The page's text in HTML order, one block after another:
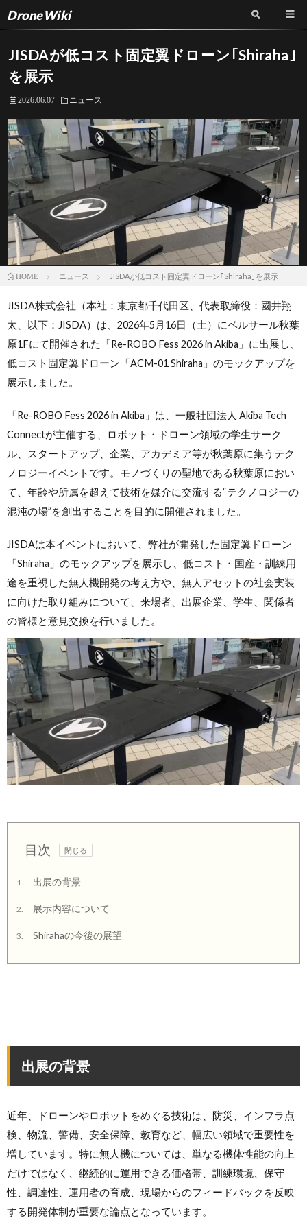
DroneWiki
JISDAが低コスト固定翼ドローン｢Shiraha｣
を展示
2026.06.07 ニュース
HOME ニュース JISDAが低コスト固定翼ドローン｢Shiraha｣を展示
JISDA株式会社（本社：東京都千代田区、代表取締役：國井翔
太、以下：JISDA）は、2026年5月16日（土）にベルサール秋葉
原1Fにて開催された「Re-ROBO Fess 2026 in Akiba」に出展し、
低コスト固定翼ドローン「ACM-01 Shiraha」のモックアップを
展示しました。
「Re-ROBO Fess 2026 in Akiba」は、一般社団法人 Akiba Tech
Connectが主催する、ロボット・ドローン領域の学生サーク
ル、スタートアップ、企業、アカデミア等が秋葉原に集うテク
ノロジーイベントです。モノづくりの聖地である秋葉原におい
て、年齢や所属を超えて技術を媒介に交流する“テクノロジーの
混沌の場”を創出することを目的に開催されました。
JISDAは本イベントにおいて、弊社が開発した固定翼ドローン
「Shiraha」のモックアップを展示し、低コスト・国産・訓練用
途を重視した無人機開発の考え方や、無人アセットの社会実装
に向けた取り組みについて、来場者、出展企業、学生、関係者
の皆様と意見交換を行いました。
目次
1. 出展の背景
2. 展示内容について
3. Shirahaの今後の展望
出展の背景
近年、ドローンやロボットをめぐる技術は、防災、インフラ点
検、物流、警備、安全保障、教育など、幅広い領域で重要性を
増しています。特に無人機については、単なる機体性能の向上
だけではなく、継続的に運用できる価格帯、訓練環境、保守
性、調達性、運用者の育成、現場からのフィードバックを反映
する開発体制が重要な論点となっています。